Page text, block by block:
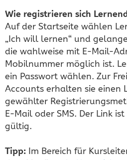
Wie registrieren sich
Auf der Startseite wählen
„Ich will lernen“ und
die wahlweise mit E-Mail-
Mobilnummer möglich ist.
ein Passwort wählen. Zur
Accounts erhalten sie einen
gewählter
E-Mail oder SMS. Der Link
gültig.
Tipp: Im Bereich für